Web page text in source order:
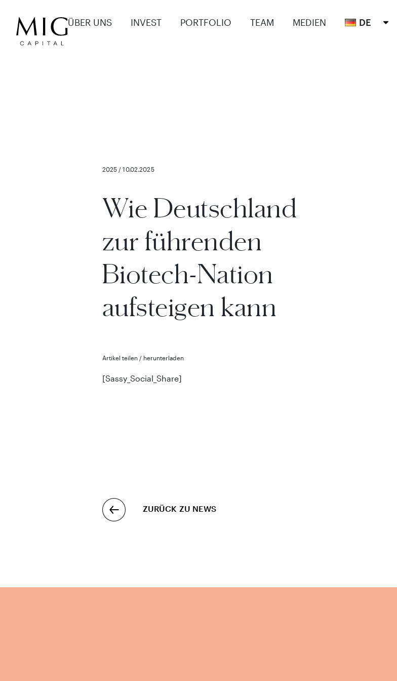
ÜBER UNS INVEST PORTFOLIO TEAM MEDIEN DE
2025 / 10.02.2025
Wie Deutschland
zur führenden
Biotech-Nation
aufsteigen kann
Artikel teilen / herunterladen
[Sassy_Social_Share]
ZURÜCK ZU NEWS